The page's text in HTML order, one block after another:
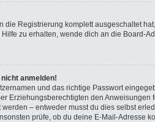
die Registrierung komplett ausgeschaltet
zu erhalten, wende dich an die Board-
anmelden!
und das richtige Passwort
Erziehungsberechtigten den
– entweder musst du dies selbst
prüfe, ob du deine E-Mail-Adresse